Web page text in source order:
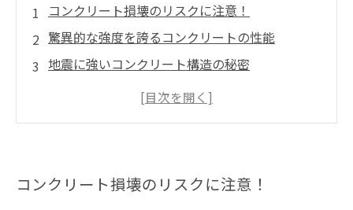
コンクリート損壊のリスクに注意！
驚異的な強度を誇るコンクリートの性能
地震に強いコンクリート構造の秘密
耐久性が長期間維持されるコンクリートの特徴
コンクリート損壊のリスクに注意！